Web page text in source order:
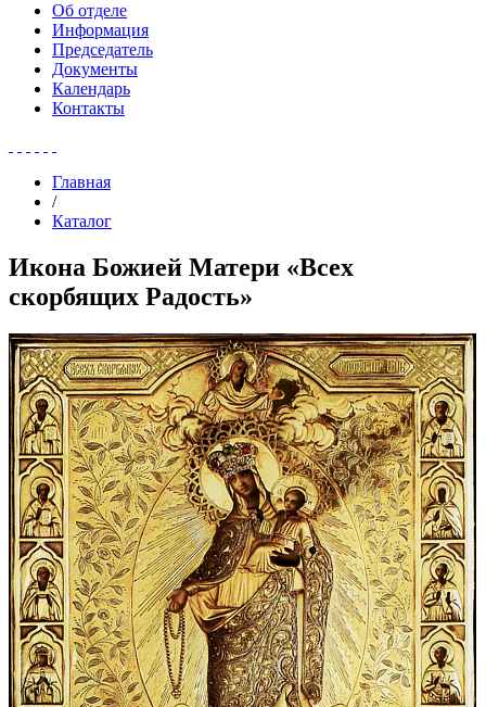
Об отделе
Информация
Председатель
Документы
Календарь
Контакты
Главная
/
Каталог
Икона Божией Матери «Всех
скорбящих Радость»